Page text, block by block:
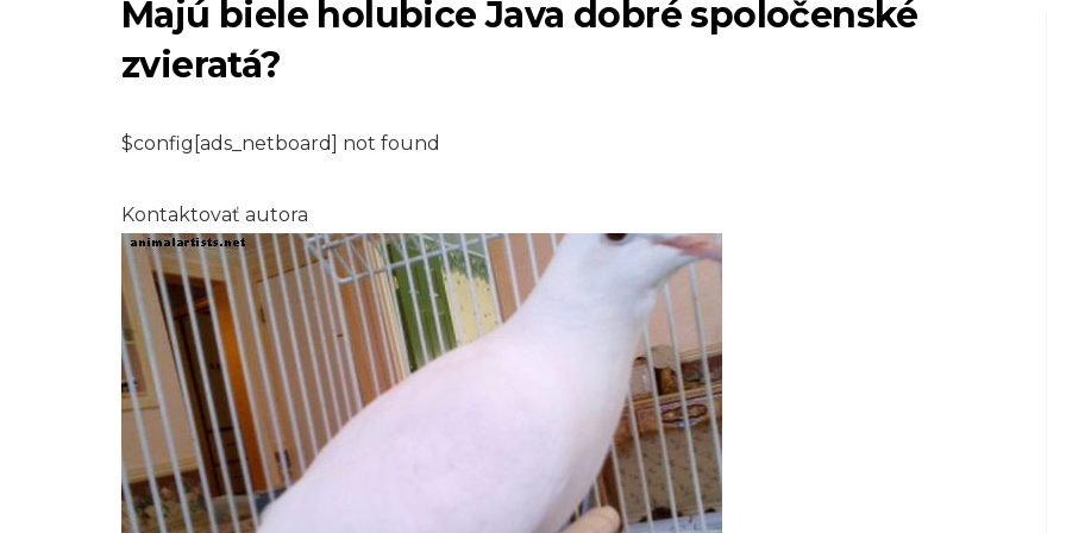
Majú biele holubice Java dobré spoločenské
zvieratá?
$config[ads_netboard] not found
Kontaktovať autora
PLAZY A OBOJŽIVELNÍKY
Ako sa zbaviť plesní
vo vašom úli
7,2026
HOSPODÁRSKE ZVIERATÁ AKO DOMÁCE
Ako sa starať o
svojho prvého